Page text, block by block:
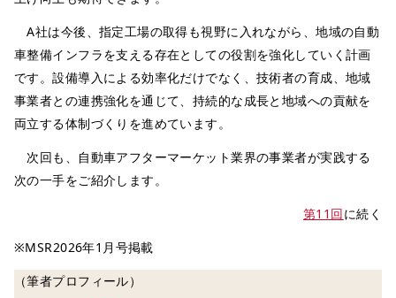
A社は今後、指定工場の取得も視野に入れながら、地域の自動
車整備インフラを支える存在としての役割を強化していく計画
です。設備導入による効率化だけでなく、技術者の育成、地域
事業者との連携強化を通じて、持続的な成長と地域への貢献を
両立する体制づくりを進めています。
次回も、自動車アフターマーケット業界の事業者が実践する
次の一手をご紹介します。
第11回に続く
※MSR2026年1月号掲載
（筆者プロフィール）